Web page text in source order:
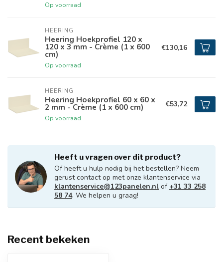
Op voorraad
HEERING
Heering Hoekprofiel 120 x
120 x 3 mm - Crème (1 x 600
cm)
Op voorraad
€130,16
HEERING
Heering Hoekprofiel 60 x 60 x
2 mm - Crème (1 x 600 cm)
Op voorraad
€53,72
Heeft u vragen over dit product?
Of heeft u hulp nodig bij het bestellen? Neem
gerust contact op met onze klantenservice via
klantenservice@123panelen.nl of +31 33 258
58 74. We helpen u graag!
Recent bekeken